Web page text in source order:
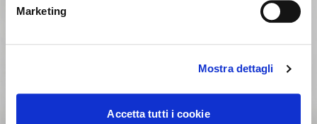
Marketing
Mostra dettagli
Accetta tutti i cookie